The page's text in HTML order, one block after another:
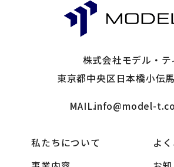
株式会社モデル・テ
東京都中央区日本橋小伝
MAIL.info@model-
私たちについて
よ